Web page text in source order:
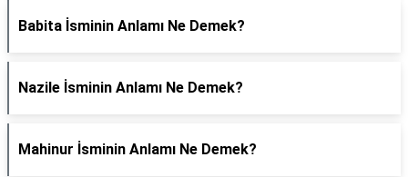
Babita İsminin Anlamı Ne Demek?
Nazile İsminin Anlamı Ne Demek?
Mahinur İsminin Anlamı Ne Demek?